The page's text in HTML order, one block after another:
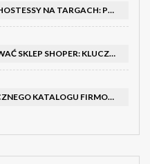
JAK SKUTECZNIE PROWADZIĆ HOSTESSY NA TARGACH: PORADNIK I SZKOLENIA
JAK SKUTECZNIE POZYCJONOWAĆ SKLEP SHOPER: KLUCZOWE KROKI I STRATEGIE
KLUCZOWE ELEMENTY SKUTECZNEGO KATALOGU FIRMOWEGO I BROSZURY